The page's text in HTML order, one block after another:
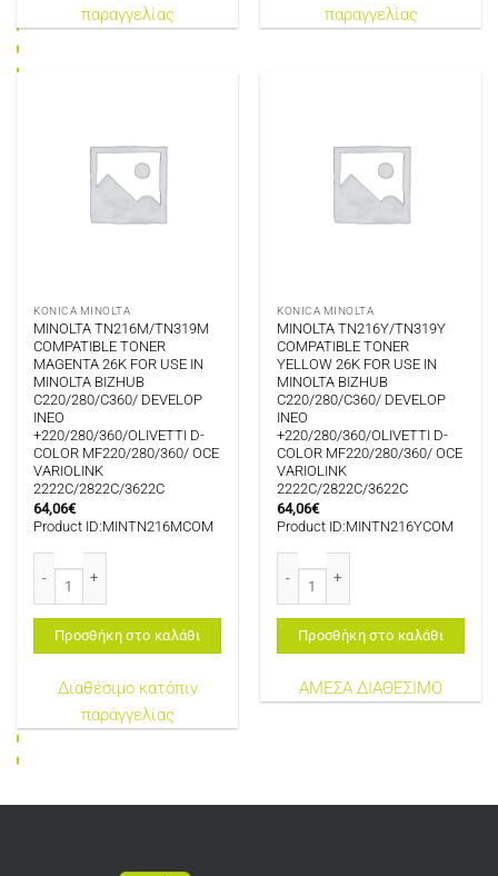
παραγγελίας
παραγγελίας
KONICA MINOLTA
MINOLTA TN216M/TN319M
COMPATIBLE TONER
MAGENTA 26K FOR USE IN
MINOLTA BIZHUB
C220/280/C360/ DEVELOP
INEO
+220/280/360/OLIVETTI D-
COLOR MF220/280/360/ OCE
VARIOLINK
2222C/2822C/3622C
64,06€
Product ID:MINTN216MCOM
Προσθήκη στο καλάθι
Διαθέσιμο κατόπιν
παραγγελίας
KONICA MINOLTA
MINOLTA TN216Y/TN319Y
COMPATIBLE TONER
YELLOW 26K FOR USE IN
MINOLTA BIZHUB
C220/280/C360/ DEVELOP
INEO
+220/280/360/OLIVETTI D-
COLOR MF220/280/360/ OCE
VARIOLINK
2222C/2822C/3622C
64,06€
Product ID:MINTN216YCOM
Προσθήκη στο καλάθι
ΑΜΕΣΑ ΔΙΑΘΕΣΙΜΟ